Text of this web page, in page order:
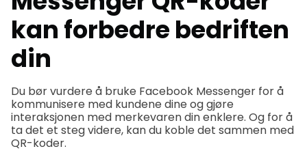
kan forbedre bedriften
din
Du bør vurdere å bruke Facebook Messenger for å
kommunisere med kundene dine og gjøre
interaksjonen med merkevaren din enklere. Og for å
ta det et steg videre, kan du koble det sammen med
QR-koder.